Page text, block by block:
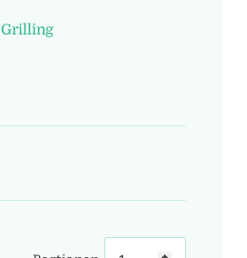
Grilling